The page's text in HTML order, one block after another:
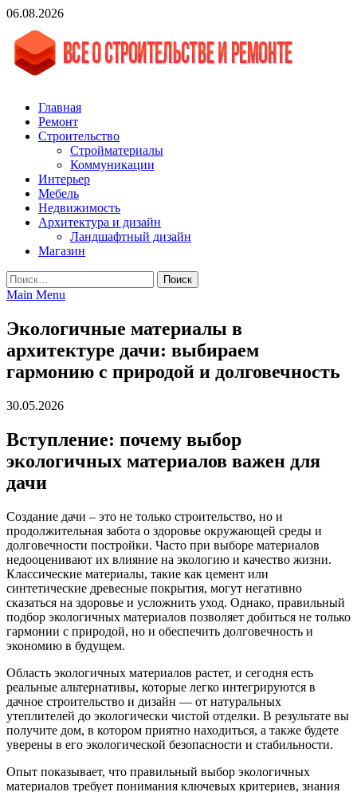
Skip
content
06.08.2026
vgasa.ru
Строительный журнал. Всё о строительстве и ремонтах
Главная
Ремонт
Строительство
Стройматериалы
Коммуникации
Интерьер
Мебель
Недвижимость
Архитектура и дизайн
Ландшафтный дизайн
Магазин
Найти:
Main Menu
Экологичные материалы в
архитектуре дачи: выбираем
гармонию с природой и долговечность
30.05.2026
Вступление: почему выбор
экологичных материалов важен для
дачи
Создание дачи – это не только строительство, но и
продолжительная забота о здоровье окружающей среды и
долговечности постройки. Часто при выборе материалов
недооценивают их влияние на экологию и качество жизни.
Классические материалы, такие как цемент или
синтетические древесные покрытия, могут негативно
сказаться на здоровье и усложнить уход. Однако, правильный
подбор экологичных материалов позволяет добиться не только
гармонии с природой, но и обеспечить долговечность и
экономию в будущем.
Область экологичных материалов растет, и сегодня есть
реальные альтернативы, которые легко интегрируются в
дачное строительство и дизайн — от натуральных
утеплителей до экологически чистой отделки. В результате вы
получите дом, в котором приятно находиться, а также будете
уверены в его экологической безопасности и стабильности.
Опыт показывает, что правильный выбор экологичных
материалов требует понимания ключевых критериев, знания